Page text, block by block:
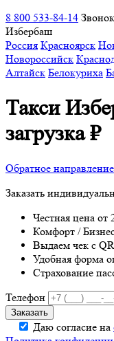
8 800 533-84-14
Избербаш
Россия Красноярск
Новороссийск
Алтайск Белокуриха
Такси
загрузка₽
Обратное направление
Заказать
Честная цена от
Комфорт /
Выдаем чек с
Удобная форма
Страхование
Телефон
Даю согласие на